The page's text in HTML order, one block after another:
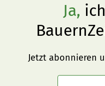
Ja,
Jetzt abonnieren